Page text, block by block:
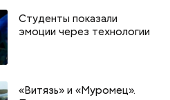
Студенты показали
эмоции через технологии
«Витязь» и «Муромец».